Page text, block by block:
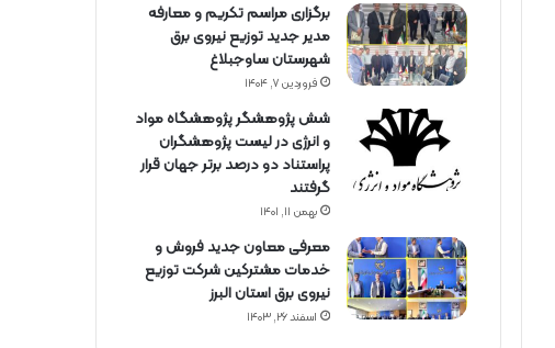
برگزاری مراسم تكریم و معارفه
مدیر جدید توزیع نیروی برق
شهرستان ساوجبلاغ
فروردین ۷, ۱۴۰۴
شش پژوهشگر پژوهشگاه مواد
و انرژی در لیست پژوهشگران
پراستناد دو درصد برتر جهان قرار
گرفتند
بهمن ۱۱, ۱۴۰۱
معرفی معاون جدید فروش و
خدمات مشتركین شركت توزیع
نیروی برق استان البرز
اسفند ۲۶, ۱۴۰۳